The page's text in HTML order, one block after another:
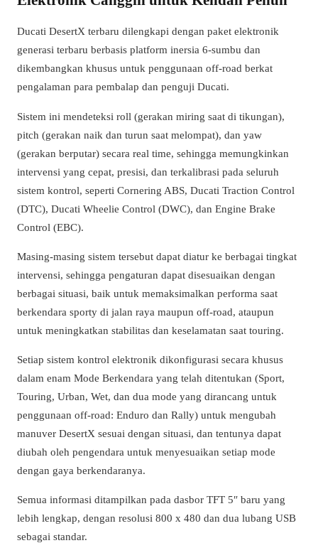
Ducati DesertX terbaru dilengkapi dengan paket elektronik
generasi terbaru berbasis platform inersia 6-sumbu dan
dikembangkan khusus untuk penggunaan off-road berkat
pengalaman para pembalap dan penguji Ducati.
Sistem ini mendeteksi roll (gerakan miring saat di tikungan),
pitch (gerakan naik dan turun saat melompat), dan yaw
(gerakan berputar) secara real time, sehingga memungkinkan
intervensi yang cepat, presisi, dan terkalibrasi pada seluruh
sistem kontrol, seperti Cornering ABS, Ducati Traction Control
(DTC), Ducati Wheelie Control (DWC), dan Engine Brake
Control (EBC).
Masing-masing sistem tersebut dapat diatur ke berbagai tingkat
intervensi, sehingga pengaturan dapat disesuaikan dengan
berbagai situasi, baik untuk memaksimalkan performa saat
berkendara sporty di jalan raya maupun off-road, ataupun
untuk meningkatkan stabilitas dan keselamatan saat touring.
Setiap sistem kontrol elektronik dikonfigurasi secara khusus
dalam enam Mode Berkendara yang telah ditentukan (Sport,
Touring, Urban, Wet, dan dua mode yang dirancang untuk
penggunaan off-road: Enduro dan Rally) untuk mengubah
manuver DesertX sesuai dengan situasi, dan tentunya dapat
diubah oleh pengendara untuk menyesuaikan setiap mode
dengan gaya berkendaranya.
Semua informasi ditampilkan pada dasbor TFT 5″ baru yang
lebih lengkap, dengan resolusi 800 x 480 dan dua lubang USB
sebagai standar.